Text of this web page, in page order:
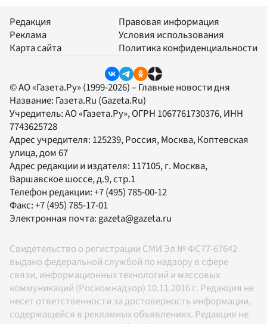
Редакция
Реклама
Карта сайта
Правовая информация
Условия использования
Политика конфиденциальности
© АО «Газета.Ру» (1999-2026) – Главные новости дня
Название: Газета.Ru (Gazeta.Ru)
Учредитель:АО «Газета.Ру», ОГРН 1067761730376, ИНН
7743625728
Адрес учредителя: 125239, Россия, Москва, Коптевская
улица, дом 67
Адрес редакции и издателя: 117105, г. Москва,
Варшавское шоссе, д.9, стр.1
Телефон редакции:+7 (495) 785-00-12
Факс:+7 (495) 785-17-01
Электронная почта: gazeta@gazeta.ru
Свидетельство о регистрации СМИ Эл № ФС77-67642
выдано федеральной службой по надзору в сфере
связи, информационных технологий и массовых
коммуникаций (Роскомнадзор) 10.11.2016 г. Редакция не
несет ответственности за достоверность информации,
содержащейся в рекламных объявлениях. Редакция не